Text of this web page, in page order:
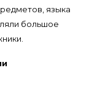
языка
большое